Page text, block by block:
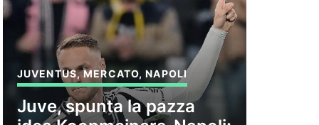
JUVENTUS,MERCATO,NAPOLI
Juve, spunta la pazza